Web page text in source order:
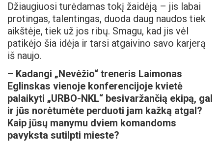
Džiaugiuosi turėdamas tokį žaidėją – jis labai
protingas, talentingas, duoda daug naudos tiek
aikštėje, tiek už jos ribų. Smagu, kad jis vėl
patikėjo šia idėja ir tarsi atgaivino savo karjerą
iš naujo.
– Kadangi „Nevėžio“ treneris Laimonas
Eglinskas vienoje konferencijoje kvietė
palaikyti „URBO-NKL“ besivaržančią ekipą, gal
ir jūs norėtumėte perduoti jam kažką atgal?
Kaip jūsų manymu dviem komandoms
pavyksta sutilpti mieste?